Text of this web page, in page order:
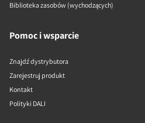
Biblioteka zasobów (wychodzących)
Pomoc i wsparcie
Znajdź dystrybutora
Zarejestruj produkt
Kontakt
Polityki DALI